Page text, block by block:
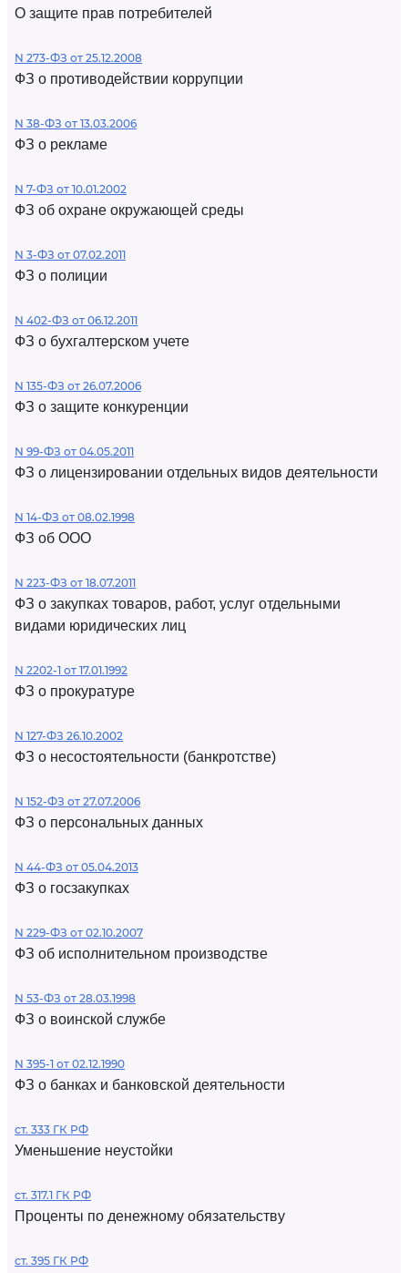
О защите прав потребителей
N 273-ФЗ от 25.12.2008
ФЗ о противодействии коррупции
N 38-ФЗ от 13.03.2006
ФЗ о рекламе
N 7-ФЗ от 10.01.2002
ФЗ об охране окружающей среды
N 3-ФЗ от 07.02.2011
ФЗ о полиции
N 402-ФЗ от 06.12.2011
ФЗ о бухгалтерском учете
N 135-ФЗ от 26.07.2006
ФЗ о защите конкуренции
N 99-ФЗ от 04.05.2011
ФЗ о лицензировании отдельных видов деятельности
N 14-ФЗ от 08.02.1998
ФЗ об ООО
N 223-ФЗ от 18.07.2011
ФЗ о закупках товаров, работ, услуг отдельными
видами юридических лиц
N 2202-1 от 17.01.1992
ФЗ о прокуратуре
N 127-ФЗ 26.10.2002
ФЗ о несостоятельности (банкротстве)
N 152-ФЗ от 27.07.2006
ФЗ о персональных данных
N 44-ФЗ от 05.04.2013
ФЗ о госзакупках
N 229-ФЗ от 02.10.2007
ФЗ об исполнительном производстве
N 53-ФЗ от 28.03.1998
ФЗ о воинской службе
N 395-1 от 02.12.1990
ФЗ о банках и банковской деятельности
ст. 333 ГК РФ
Уменьшение неустойки
ст. 317.1 ГК РФ
Проценты по денежному обязательству
ст. 395 ГК РФ